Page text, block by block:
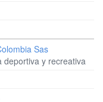
Sas
deportiva y recreativa